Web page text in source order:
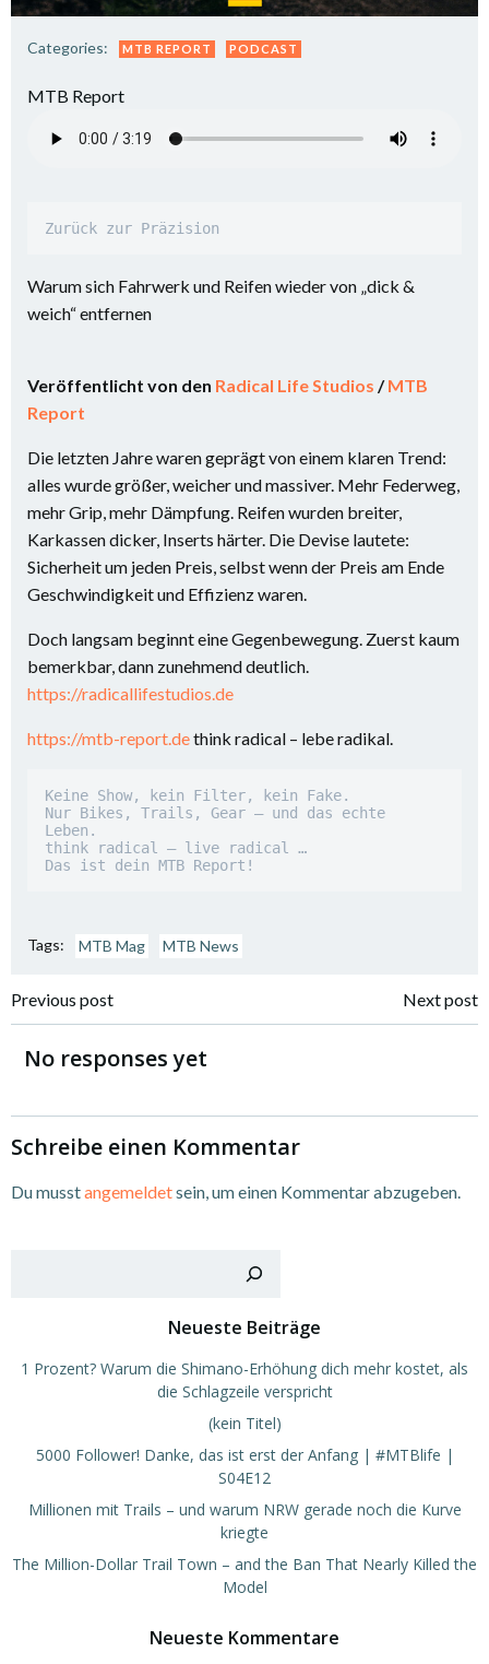
Categories: MTB REPORT PODCAST
MTB Report
Zurück zur Präzision
Warum sich Fahrwerk und Reifen wieder von „dick &
weich“ entfernen
Veröffentlicht von den Radical Life Studios /MTB
Report
Die letzten Jahre waren geprägt von einem klaren Trend:
alles wurde größer, weicher und massiver. Mehr Federweg,
mehr Grip, mehr Dämpfung. Reifen wurden breiter,
Karkassen dicker, Inserts härter. Die Devise lautete:
Sicherheit um jeden Preis, selbst wenn der Preis am Ende
Geschwindigkeit und Effizienz waren.
Doch langsam beginnt eine Gegenbewegung. Zuerst kaum
bemerkbar, dann zunehmend deutlich.
⁠https://radicallifestudios.de
⁠⁠⁠⁠https://mtb-report.de⁠⁠⁠⁠ think radical – lebe radikal.
Keine Show, kein Filter, kein Fake.
Nur Bikes, Trails, Gear – und das echte
Leben.
think radical – live radical …
Das ist dein MTB Report!
Tags: MTB Mag MTB News
Beitragsnavigation
Previous post Next post
No responses yet
Schreibe einen Kommentar
Du musstangemeldetsein, um einen Kommentar abzugeben.
Neueste Beiträge
1 Prozent? Warum die Shimano-Erhöhung dich mehr kostet, als
die Schlagzeile verspricht
(kein Titel)
5000 Follower! Danke, das ist erst der Anfang | #MTBlife |
S04E12
Millionen mit Trails – und warum NRW gerade noch die Kurve
kriegte
The Million-Dollar Trail Town – and the Ban That Nearly Killed the
Model
Neueste Kommentare